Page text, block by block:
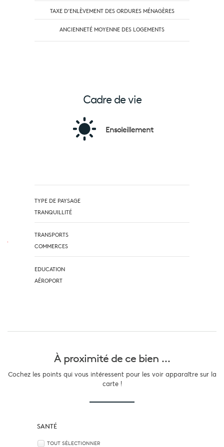
TAXE D’ENLÈVEMENT DES ORDURES MÉNAGÈRES
ANCIENNETÉ MOYENNE DES LOGEMENTS
Cadre de vie
Ensoleillement
TYPE DE PAYSAGE
TRANQUILLITÉ
TRANSPORTS
COMMERCES
EDUCATION
AÉROPORT
À proximité de ce bien ...
Cochez les points qui vous intéressent pour les voir apparaître sur la
carte !
SANTÉ
TOUT SÉLECTIONNER